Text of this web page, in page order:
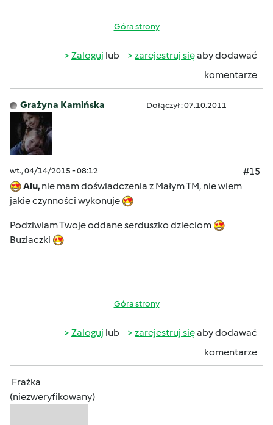
Góra strony
Zaloguj lub zarejestruj sięaby dodawać
komentarze
Grażyna Kamińska Dołączył : 07.10.2011
wt., 04/14/2015 - 08:12
#15
Alu, nie mam doświadczenia z Małym TM, nie wiem
jakie czynności wykonuje
Podziwiam Twoje oddane serduszko dzieciom
Buziaczki
Góra strony
Zaloguj lub zarejestruj sięaby dodawać
komentarze
Frażka
(niezweryfikowany)